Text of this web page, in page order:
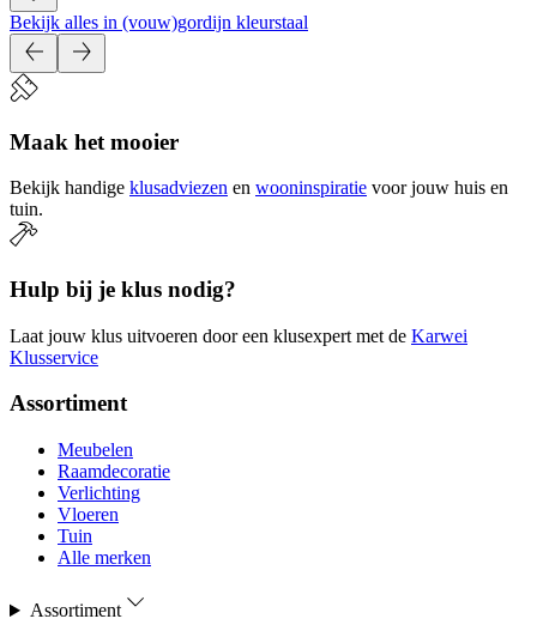
Bekijk alles in (vouw)gordijn kleurstaal
Maak het mooier
Bekijk handige klusadviezen en wooninspiratie voor jouw huis en
tuin.
Hulp bij je klus nodig?
Laat jouw klus uitvoeren door een klusexpert met de Karwei
Klusservice
Assortiment
Meubelen
Raamdecoratie
Verlichting
Vloeren
Tuin
Alle merken
Assortiment